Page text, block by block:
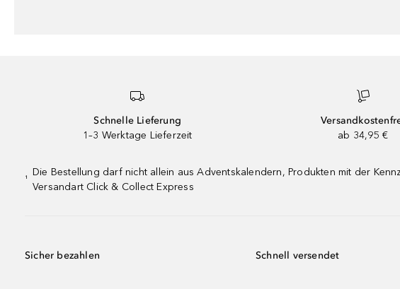
Schnelle Lieferung
1–3 Werktage Lieferzeit
ab 34,95 €
¹
Die Bestellung darf nicht allein aus Adventskalendern, Produkten mit der
Versandart Click & Collect Express
Sicher bezahlen Schnell versendet